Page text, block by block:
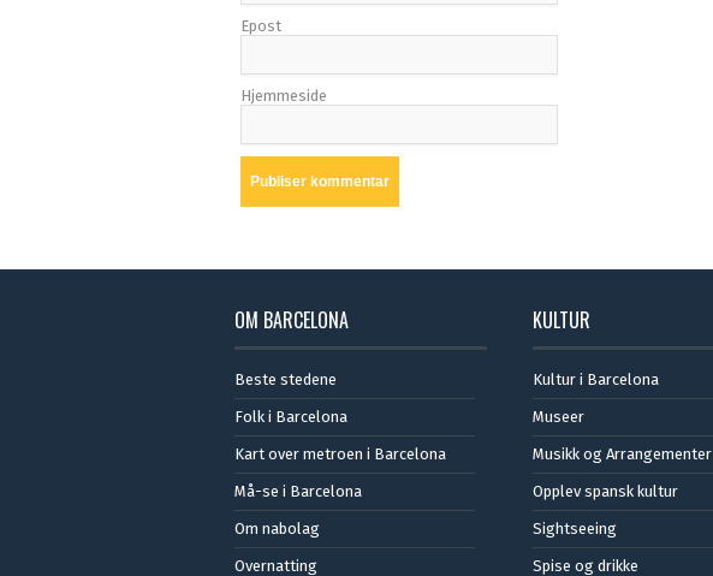
Epost
Hjemmeside
OM BARCELONA
Beste stedene
Folk i Barcelona
Kart over metroen i Barcelona
Må-se i Barcelona
Om nabolag
Overnatting
KULTUR
Kultur i Barcelona
Museer
Musikk og Arrangementer
Opplev spansk kultur
Sightseeing
Spise og drikke